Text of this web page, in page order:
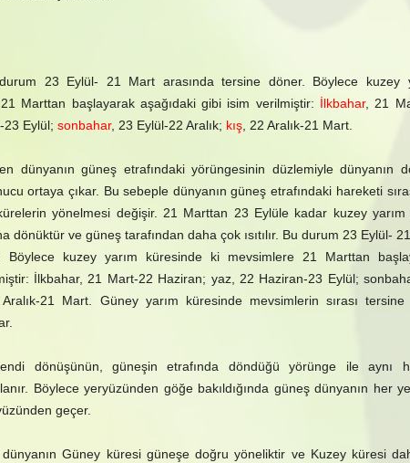
23 Eylül- 21 Mart arasında tersine döner. Böylece kuzey
Marttan başlayarak aşağıdaki gibi isim verilmiştir: İlkbahar, 21
23 Eylül; sonbahar, 23 Eylül-22 Aralık; kış, 22 Aralık-21 Mart.
dünyanın güneş etrafındaki yörüngesinin düzlemiyle dünyanın
ortaya çıkar. Bu sebeple dünyanın güneş etrafındaki hareketi
yönelmesi değişir. 21 Marttan 23 Eylüle kadar kuzey yarım
dönüktür ve güneş tarafından daha çok ısıtılır. Bu durum 23 Eylül-
Böylece kuzey yarım küresinde ki mevsimlere 21 Marttan
İlkbahar, 21 Mart-22 Haziran; yaz, 22 Haziran-23 Eylül;
21 Mart. Güney yarım küresinde mevsimlerin sırası tersine
dönüşünün, güneşin etrafında döndüğü yörünge ile aynı
Böylece yeryüzünden göğe bakıldığında güneş dünyanın her
geçer.
dünyanın Güney küresi güneşe doğru yöneliktir ve Kuzey küresi